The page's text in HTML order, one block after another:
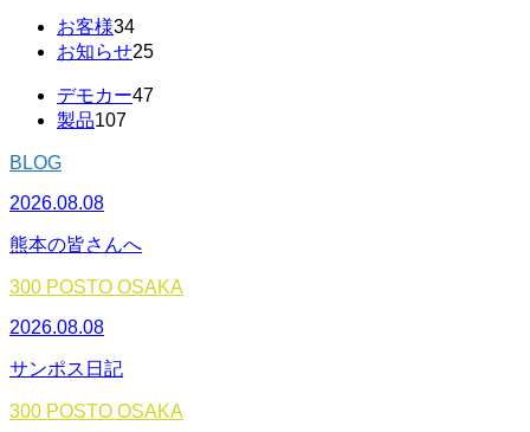
お客様34
お知らせ25
デモカー47
製品107
BLOG
2026.08.08
熊本の皆さんへ
300 POSTO OSAKA
2026.08.08
サンポス日記
300 POSTO OSAKA